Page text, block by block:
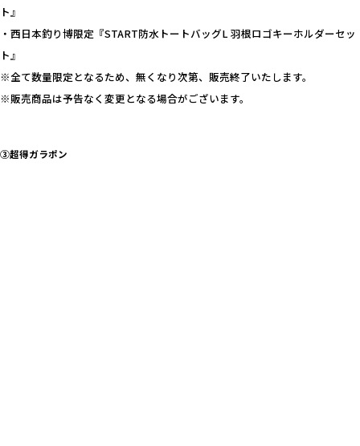
ト』
・西日本釣り博限定『START防水トートバッグL 羽根ロゴキーホルダーセッ
ト』
※全て数量限定となるため、無くなり次第、販売終了いたします。
※販売商品は予告なく変更となる場合がございます。
③超得ガラポン